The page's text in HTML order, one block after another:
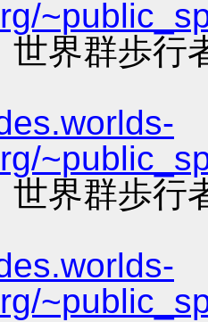
世界群歩
世界群歩